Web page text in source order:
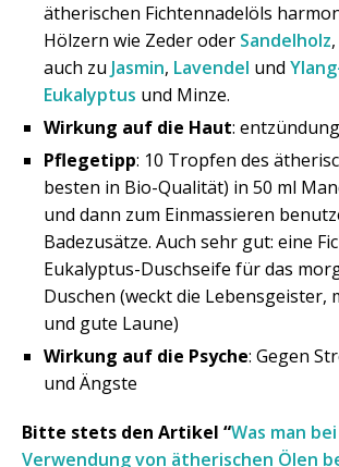
ätherischen Fichtennadelöls
Hölzern wie Zeder oder Sandelholz
auch zu Jasmin, Lavendel und
Eukalyptus und Minze.
Wirkung auf die Haut:
Pflegetipp: 10 Tropfen des
besten in Bio-Qualität) in 50 ml
und dann zum Einmassieren
Badezusätze. Auch sehr gut: eine
Eukalyptus-Duschseife für das
Duschen (weckt die Lebensgeister,
und gute Laune)
Wirkung auf die Psyche: Gegen
und Ängste
Bitte stets den Artikel “Was man
Verwendung von ätherischen Ölen